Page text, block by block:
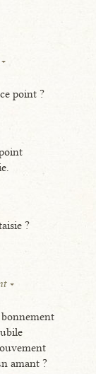
point ?
?
amant ?